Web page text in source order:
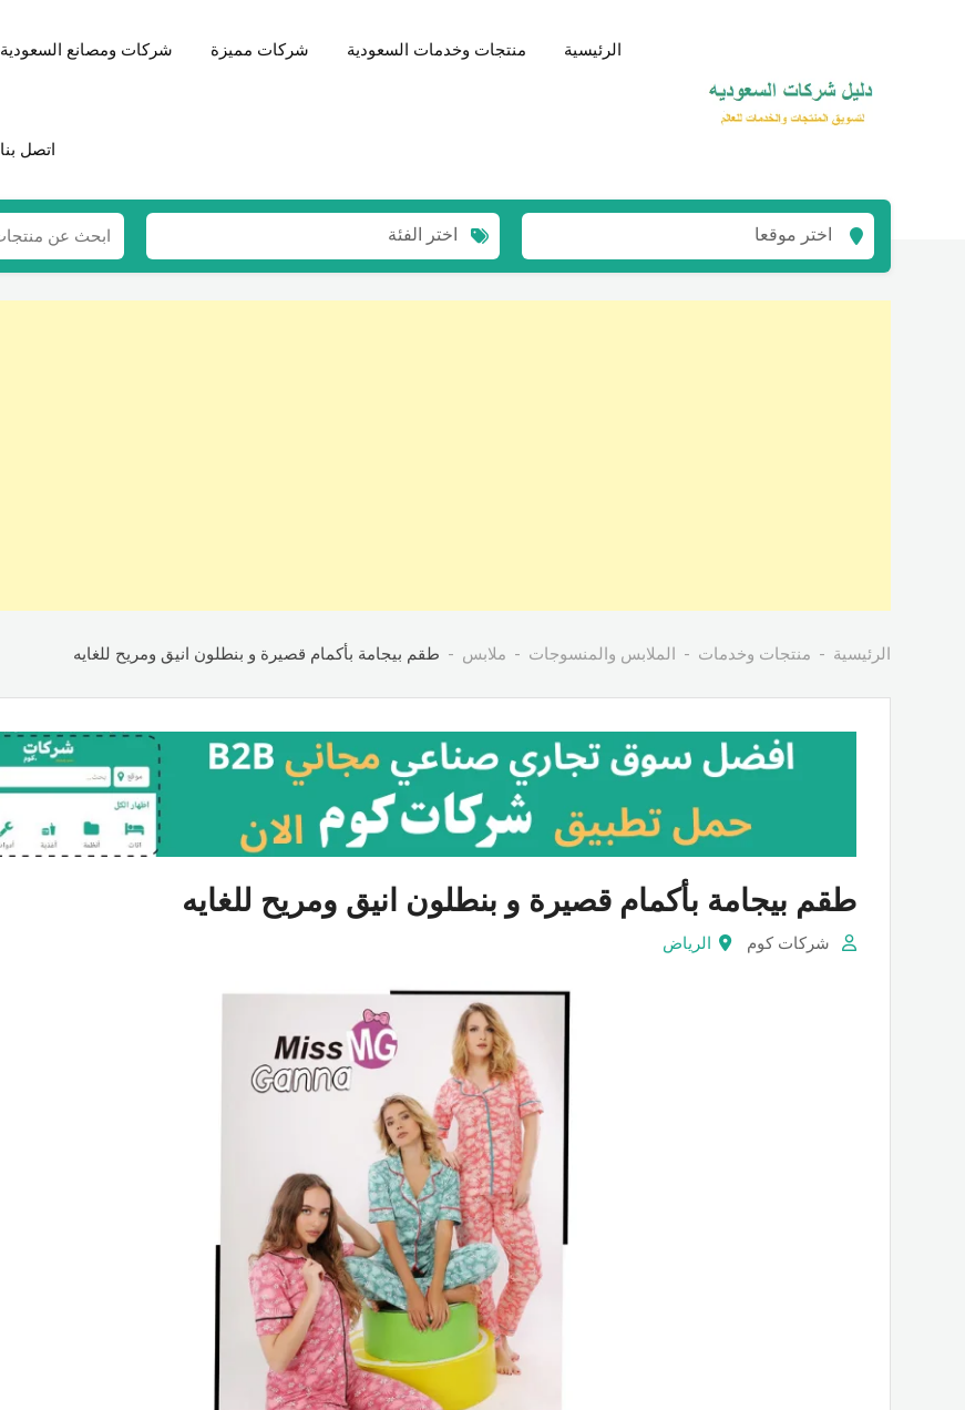
الرئيسية منتجات وخدمات السعودية شركات مميزة شركات ومصانع السعودية
اتصل بنا
اختر موقعا اختر الفئة
الرئيسية منتجات وخدمات الملابس والمنسوجات ملابس طقم بيجامة بأكمام قصيرة و بنطلون انيق ومريح للغايه
طقم بيجامة بأكمام قصيرة و بنطلون انيق ومريح للغايه
شركات كوم الرياض